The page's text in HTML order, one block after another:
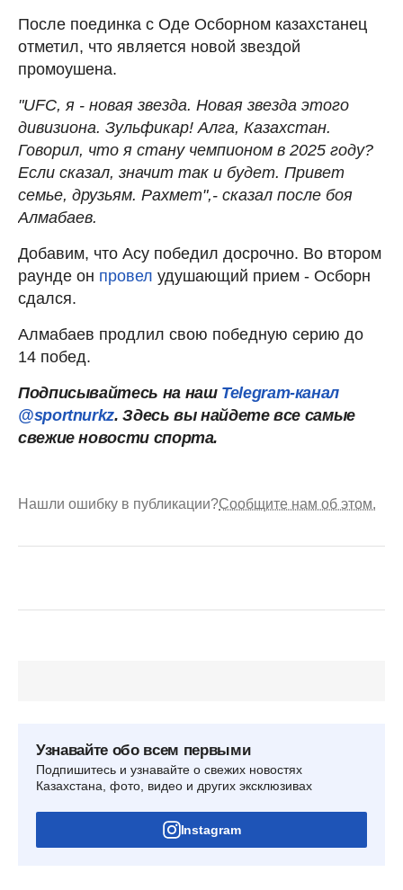
После поединка с Оде Осборном казахстанец
отметил, что является новой звездой
промоушена.
"UFC, я - новая звезда. Новая звезда этого
дивизиона. Зульфикар! Алга, Казахстан.
Говорил, что я стану чемпионом в 2025 году?
Если сказал, значит так и будет. Привет
семье, друзьям. Рахмет",- сказал после боя
Алмабаев.
Добавим, что Асу победил досрочно. Во втором
раунде он провел удушающий прием - Осборн
сдался.
Алмабаев продлил свою победную серию до
14 побед.
Подписывайтесь на наш Telegram-канал
@sportnurkz. Здесь вы найдете все самые
свежие новости спорта.
Нашли ошибку в публикации?Сообщите нам об этом.
Узнавайте обо всем первыми
Подпишитесь и узнавайте о свежих новостях
Казахстана, фото, видео и других эксклюзивах
Instagram